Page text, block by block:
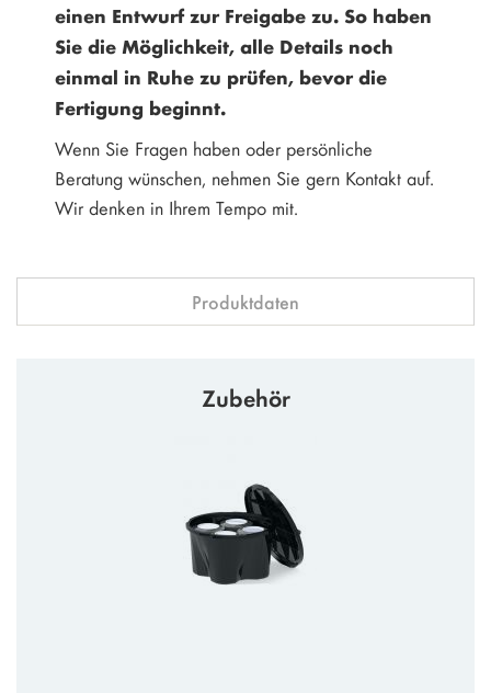
einen Entwurf zur Freigabe zu. So haben
Sie die Möglichkeit, alle Details noch
einmal in Ruhe zu prüfen, bevor die
Fertigung beginnt.
Wenn Sie Fragen haben oder persönliche
Beratung wünschen, nehmen Sie gern Kontakt auf.
Wir denken in Ihrem Tempo mit.
Produktdaten
Zubehör